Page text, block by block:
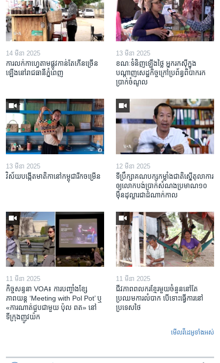
14 មីនា 2025
ការលក់​កាហ្វេ​តាម​ផ្លូវ​កាន់តែ​កើន​ច្រើន​
ឡើង​នៅ​រាជធានី​ភ្នំពេញ
13 មីនា 2025
ខណៈទំនិញឡើងថ្លៃ អ្នករកស៊ីក្នុង​
បណ្តាញ​សេដ្ឋកិច្ចក្រៅ​ប្រព័ន្ធពិបាក​រក​
ប្រាក់​ចំណូល
13 មីនា 2025
វិស័យ​បង្កើត​មាតិកា​នៅ​កម្ពុជា​រីក​ចម្រើន
12 មីនា 2025
ទីប្រឹក្សា​គណបក្ស​កម្លាំង​ជាតិ​ស្នើ​តុលាការ​
ឲ្យ​លោក​បង់ប្រាក់​សំណង​ប្រមាណ​១០​
ម៉ឺន​ដុល្លារ​ជា​ដំណាក់កាល
11 មីនា 2025
កិច្ចសន្ទនា VOA៖ ការ​បញ្ចាំង​ខ្សែ
ភាពយន្ត ‘Meeting with Pol Pot’ ឬ
«ការណាត់ជួប​ជាមួយ​ ប៉ុល ពត» នៅ
ទីក្រុងញូវយ៉ក​
11 មីនា 2025
ជីវភាពពលករខ្មែរមួយចំនួននៅតែ
ប្រឈមការលំបាក បើទោះធ្វើការនៅ
ប្រទេសថៃ
មើល​វីដេអូ​ទាំង​អស់